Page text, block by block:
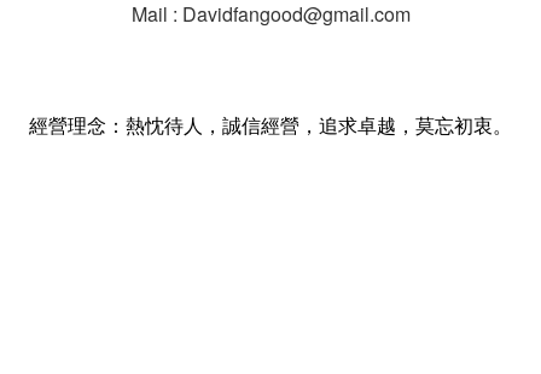
Mail : Davidfangood@gmail.com
經營理念：熱忱待人，誠信經營，追求卓越，莫忘初衷。